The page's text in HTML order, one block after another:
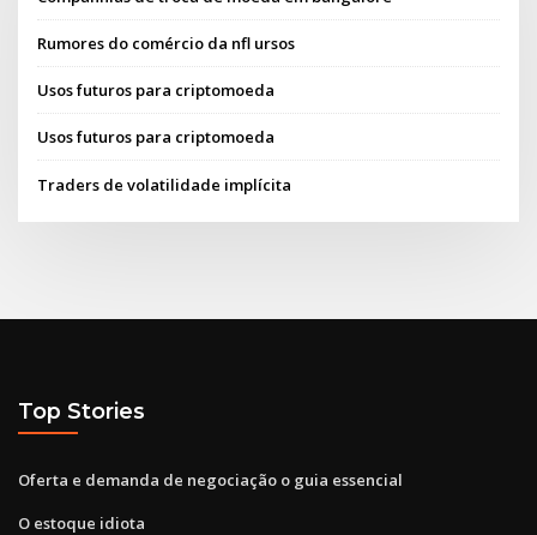
Rumores do comércio da nfl ursos
Usos futuros para criptomoeda
Usos futuros para criptomoeda
Traders de volatilidade implícita
Top Stories
Oferta e demanda de negociação o guia essencial
O estoque idiota